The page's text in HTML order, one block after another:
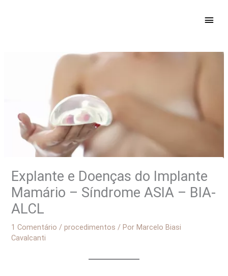
Explante e Doenças do Implante
Mamário – Síndrome ASIA – BIA-
ALCL
1 Comentário /procedimentos / Por Marcelo Biasi
Cavalcanti